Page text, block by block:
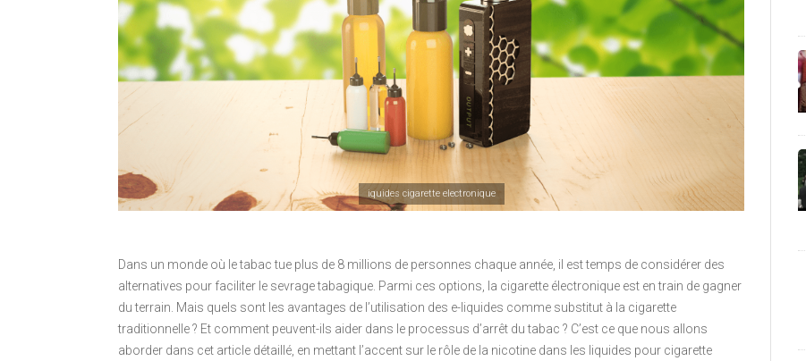
iquides cigarette electronique
Dans un monde où le tabac tue plus de 8 millions de personnes chaque année, il est temps de considérer des
alternatives pour faciliter le sevrage tabagique. Parmi ces options, la cigarette électronique est en train de gagner
du terrain. Mais quels sont les avantages de l’utilisation des e-liquides comme substitut à la cigarette
traditionnelle ? Et comment peuvent-ils aider dans le processus d’arrêt du tabac ? C’est ce que nous allons
aborder dans cet article détaillé, en mettant l’accent sur le rôle de la nicotine dans les liquides pour cigarette